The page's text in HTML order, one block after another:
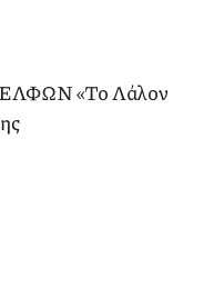
«Το Λάλον